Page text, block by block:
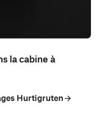
la cabine à
Hurtigruten